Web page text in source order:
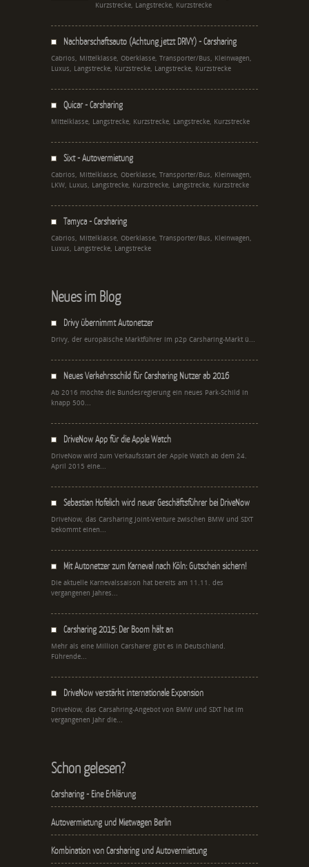
Kurzstrecke, Langstrecke, Kurzstrecke
Nachbarschaftsauto (Achtung jetzt DRIVY) - Carsharing
Cabrios, Mittelklasse, Oberklasse, Transporter/Bus, Kleinwagen,
Luxus, Langstrecke, Kurzstrecke, Langstrecke, Kurzstrecke
Quicar - Carsharing
Mittelklasse, Langstrecke, Kurzstrecke, Langstrecke, Kurzstrecke
Sixt - Autovermietung
Cabrios, Mittelklasse, Oberklasse, Transporter/Bus, Kleinwagen,
LKW, Luxus, Langstrecke, Kurzstrecke, Langstrecke, Kurzstrecke
Tamyca - Carsharing
Cabrios, Mittelklasse, Oberklasse, Transporter/Bus, Kleinwagen,
Luxus, Langstrecke, Langstrecke
Neues im Blog
Drivy übernimmt Autonetzer
Drivy, der europäische Marktführer im p2p Carsharing-Markt ü...
Neues Verkehrsschild für Carsharing Nutzer ab 2016
Ab 2016 möchte die Bundesregierung ein neues Park-Schild in
knapp 500...
DriveNow App für die Apple Watch
DriveNow wird zum Verkaufsstart der Apple Watch ab dem 24.
April 2015 eine...
Sebastian Hofelich wird neuer Geschäftsführer bei DriveNow
DriveNow, das Carsharing Joint-Venture zwischen BMW und SIXT
bekommt einen...
Mit Autonetzer zum Karneval nach Köln: Gutschein sichern!
Die aktuelle Karnevalssaison hat bereits am 11.11. des
vergangenen Jahres...
Carsharing 2015: Der Boom hält an
Mehr als eine Million Carsharer gibt es in Deutschland.
Führende...
DriveNow verstärkt internationale Expansion
DriveNow, das Carsahring-Angebot von BMW und SIXT hat im
vergangenen Jahr die...
Schon gelesen?
Carsharing - Eine Erklärung
Autovermietung und Mietwagen Berlin
Kombination von Carsharing und Autovermietung